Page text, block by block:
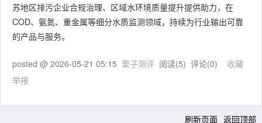
苏地区排污企业合规治理、区域水环境质量提升提供助力，在
COD、氨氮、重金属等细分水质监测领域，持续为行业输出可靠
的产品与服务。
posted @ 2026-05-21 05:15 栗子测评 阅读(5) 评论(0) 收藏
举报
刷新页面 返回顶部